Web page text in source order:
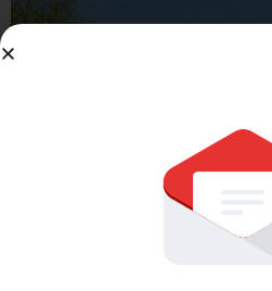
Cuando una familia inmigrante
detención, deportación o